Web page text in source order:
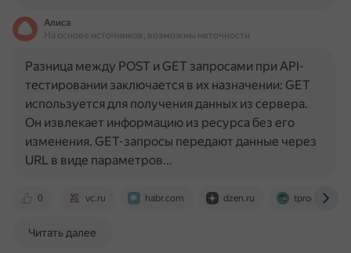
Алиса
На основе источников, возможны неточности
0 vc.ru habr.com dzen.ru tproger.ru
Разница между POST и GET запросами при API-
тестировании заключается в их назначении: GET
используется для получения данных из сервера.
Он извлекает информацию из ресурса без его
изменения. GET-запросы передают данные через
URL в виде параметров…
Читать далее